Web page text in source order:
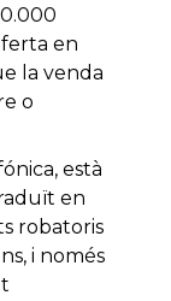
en
la venda
o
està
en
robatoris
i només